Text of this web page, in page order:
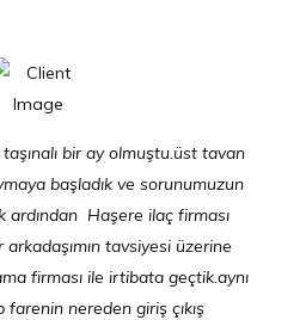
bir ay olmuştu.üst tavan
başladık ve sorunumuzun
ardından Haşere ilaç firması
arkadaşımın tavsiyesi üzerine
firması ile irtibata geçtik.aynı
nereden giriş çıkış